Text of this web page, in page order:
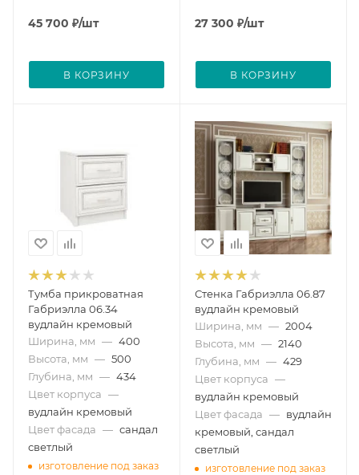
45 700 ₽/шт
В КОРЗИНУ
27 300 ₽/шт
В КОРЗИНУ
Тумба прикроватная
Габриэлла 06.34
вудлайн кремовый
Ширина, мм — 400
Высота, мм — 500
Глубина, мм — 434
Цвет корпуса —
вудлайн кремовый
Цвет фасада — сандал
светлый
изготовление под заказ
Стенка Габриэлла 06.87
вудлайн кремовый
Ширина, мм — 2004
Высота, мм — 2140
Глубина, мм — 429
Цвет корпуса —
вудлайн кремовый
Цвет фасада — вудлайн
кремовый, сандал
светлый
изготовление под заказ